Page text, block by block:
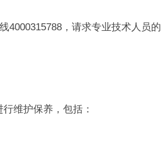
4000315788，请求专业技术人员的
维护保养，包括：